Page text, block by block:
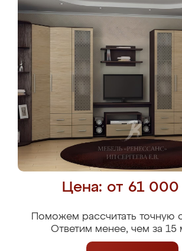
Цена: от 61
Поможем рассчитать точную
Ответим менее, чем за 15